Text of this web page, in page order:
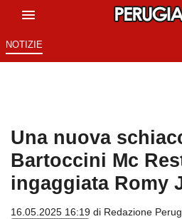
NOTIZIE
Una nuova
Bartoccini Mc
ingaggiata Romy
16.05.2025 16:19 di Redazione